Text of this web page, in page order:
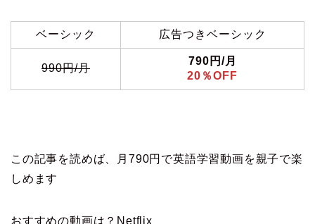
ベーシック 広告つきベーシック
990円/月
790円/月
20％OFF
この記事を読めば、月790円で英語学習動画を親子で楽
しめます
おすすめの動画は？Netflix